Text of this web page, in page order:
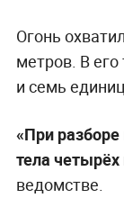
Огонь
метров. В
и семь
«При
тела
ведомстве.